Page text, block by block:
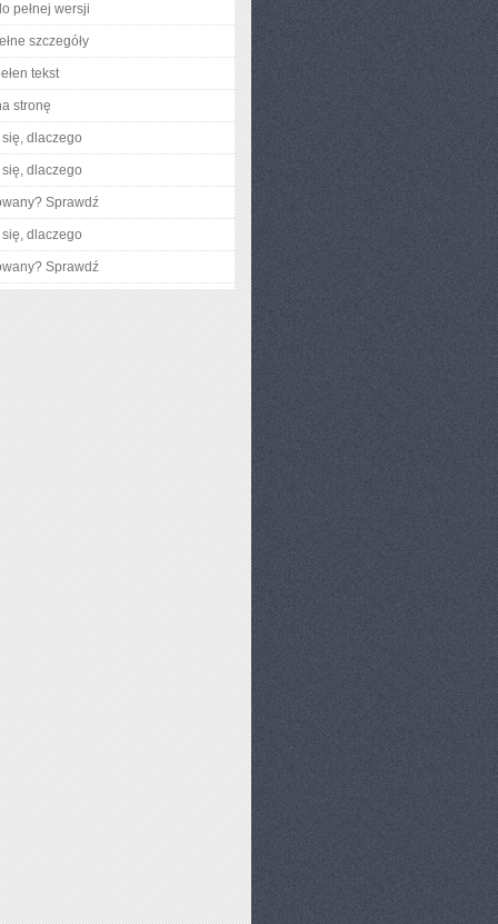
pełnej wersji
szczegóły
tekst
stronę
dlaczego
dlaczego
Sprawdź
dlaczego
Sprawdź